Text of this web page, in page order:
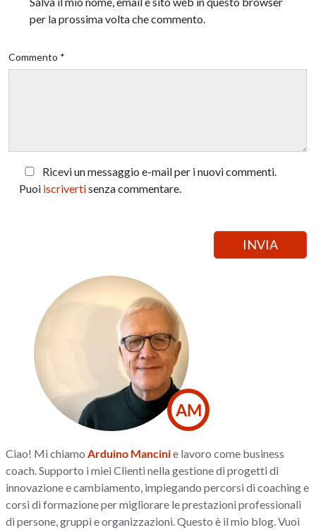
per la prossima volta che commento.
Commento *
Ricevi un messaggio e-mail per i nuovi commenti.
Puoi iscrivertisenza commentare.
AM
Ciao! Mi chiamo Arduino Mancinie lavoro come business
coach. Supporto i miei Clienti nella gestione di progetti di
innovazione e cambiamento, impiegando percorsi di coaching e
corsi di formazione per migliorare le prestazioni professionali
di persone, gruppi e organizzazioni. Questo è il mio blog. Vuoi